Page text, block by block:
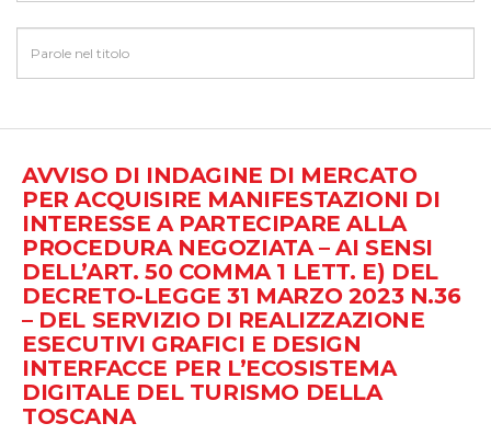
AVVISO DI INDAGINE DI MERCATO
PER ACQUISIRE MANIFESTAZIONI DI
INTERESSE A PARTECIPARE ALLA
PROCEDURA NEGOZIATA – AI SENSI
DELL’ART. 50 COMMA 1 LETT. E) DEL
DECRETO-LEGGE 31 MARZO 2023 N.36
– DEL SERVIZIO DI REALIZZAZIONE
ESECUTIVI GRAFICI E DESIGN
INTERFACCE PER L’ECOSISTEMA
DIGITALE DEL TURISMO DELLA
TOSCANA